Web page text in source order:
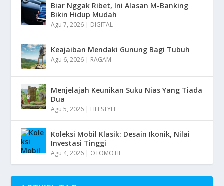
Biar Nggak Ribet, Ini Alasan M-Banking
Bikin Hidup Mudah
Agu 7, 2026 | DIGITAL
Keajaiban Mendaki Gunung Bagi Tubuh
Agu 6, 2026 | RAGAM
Menjelajah Keunikan Suku Nias Yang Tiada
Dua
Agu 5, 2026 | LIFESTYLE
Koleksi Mobil Klasik: Desain Ikonik, Nilai
Investasi Tinggi
Agu 4, 2026 | OTOMOTIF